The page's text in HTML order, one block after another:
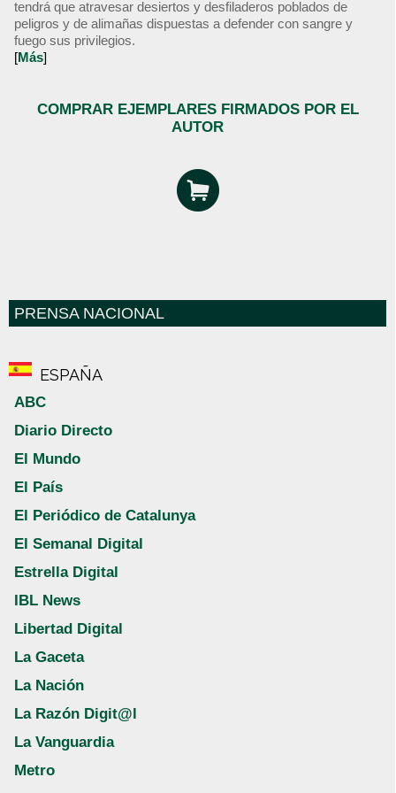
tendrá que atravesar desiertos y desfiladeros poblados de
peligros y de alimañas dispuestas a defender con sangre y
fuego sus privilegios.
[Más]
COMPRAR EJEMPLARES FIRMADOS POR EL
AUTOR
PRENSA NACIONAL
ESPAÑA
ABC
Diario Directo
El Mundo
El País
El Periódico de Catalunya
El Semanal Digital
Estrella Digital
IBL News
Libertad Digital
La Gaceta
La Nación
La Razón Digit@l
La Vanguardia
Metro